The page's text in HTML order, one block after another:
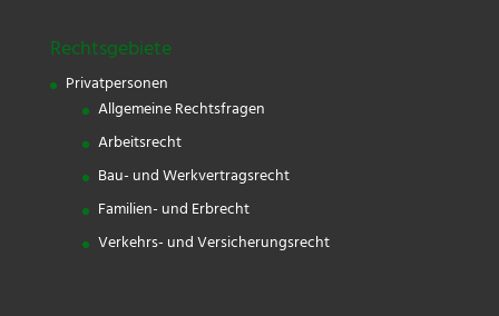
Rechtsgebiete
Privatpersonen
Allgemeine Rechtsfragen
Arbeitsrecht
Bau- und Werkvertragsrecht
Familien- und Erbrecht
Verkehrs- und Versicherungsrecht